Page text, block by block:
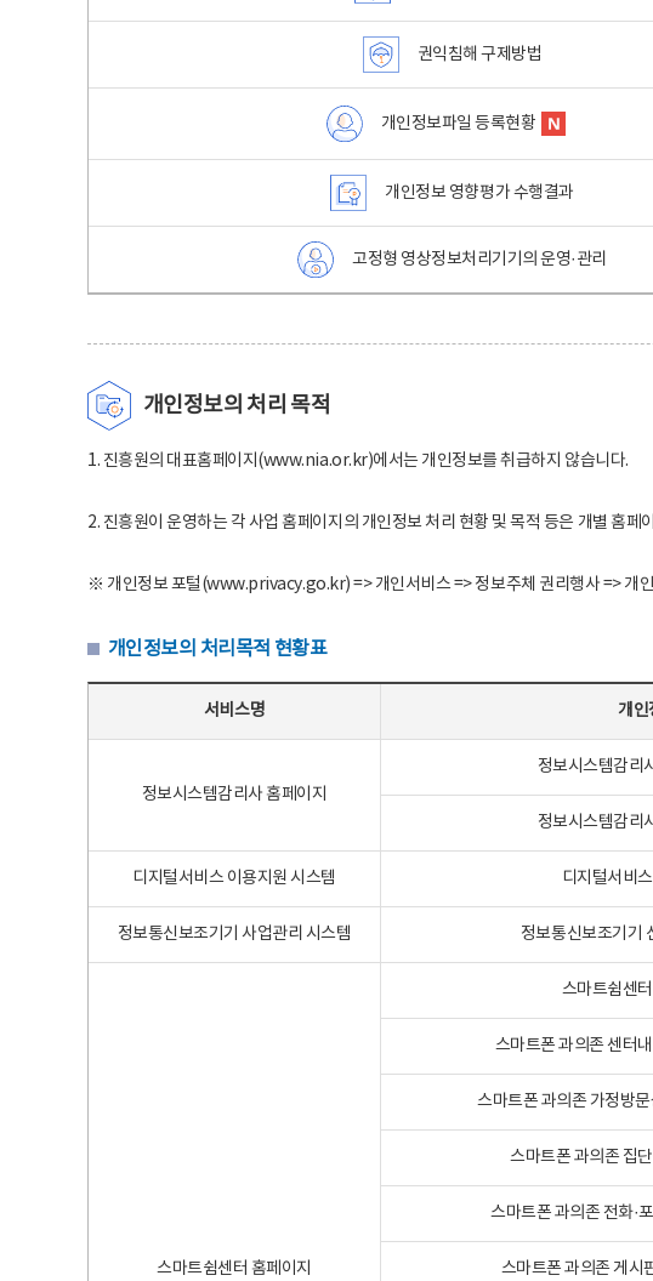
권익침해 구제방법
개인정보파일 등록현황
개인정보 영향평가 수행결과
고정형 영상정보처리기기의 운영·관리
개인정보의 처리 목적
1. 진흥원의 대표홈페이지(www.nia.or.kr)에서는 개인정보를 취급하지 않습니다.
2. 진흥원이 운영하는 각 사업 홈페이지의 개인정보 처리 현황 및 목적 등은 개별 홈
※ 개인정보 포털(www.privacy.go.kr) => 개인서비스 => 정보주체 권리행사 => 개
개인정보의 처리목적 현황표
서비스명 개인
정보시스템감리사 홈페이지
정보시스템감리
정보시스템감리
디지털서비스 이용지원 시스템 디지털서비
정보통신보조기기 사업관리 시스템 정보통신보조기기
스마트쉼센터 홈페이지
스마트쉼센
스마트폰 과의존 센터
스마트폰 과의존 가정방
스마트폰 과의존 집
스마트폰 과의존 전화·
스마트폰 과의존 게시